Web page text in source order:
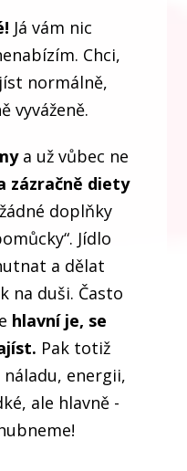
Já vám nic
Chci,
normálně,
vyváženě.
a už vůbec ne
zázračně diety
doplňky
Jídlo
a dělat
na duši. Často
hlavní je, se
Pak totiž
energii,
ale hlavně -